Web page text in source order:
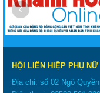
‹
HỘI LIÊN HIỆP PHỤ
Địa chỉ: số 02 Ngô